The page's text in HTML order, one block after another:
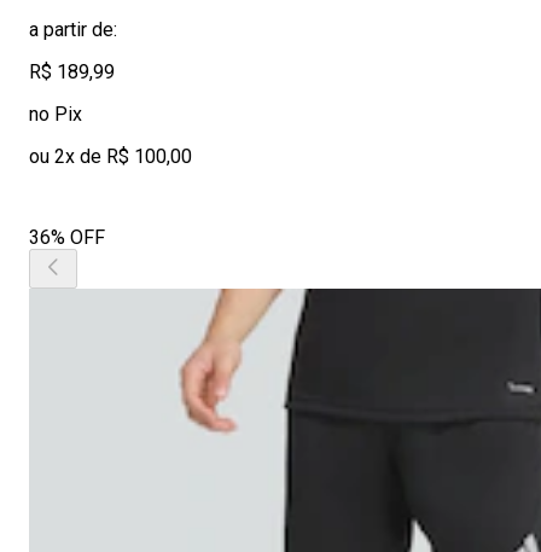
a partir de:
R$ 189,99
no Pix
ou 2x de R$ 100,00
36% OFF